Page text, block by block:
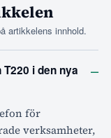
artikkelens innhold.
i den nya
–
för
verksamheter,